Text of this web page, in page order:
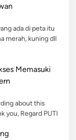
ada di peta itu
merah, kuning dll
Memasuki
about this
you, Regard PUTI